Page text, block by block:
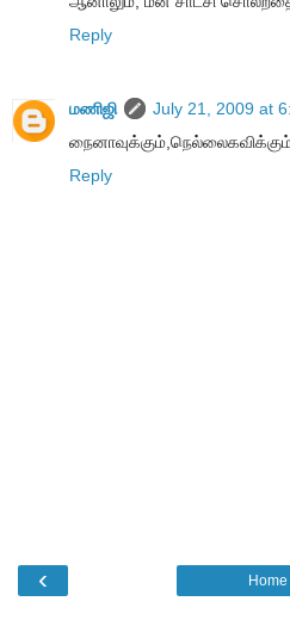
Reply
மணிஜி
July 21, 2009 at
நைனாவுக்கும்,நெல்லைகவிக்கும்
Reply
‹ Home